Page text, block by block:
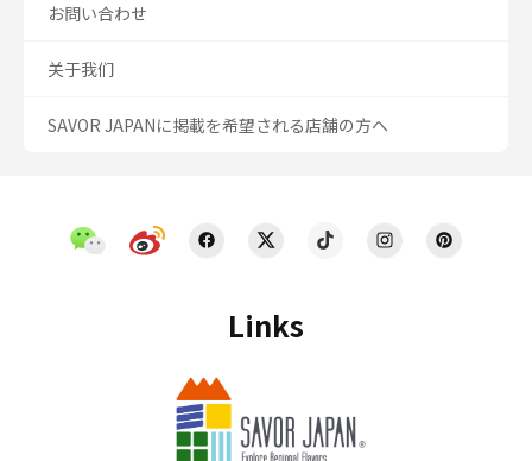
Links
お問い合わせ
关于我们
SAVOR JAPANに掲載を希望される店舗の方へ